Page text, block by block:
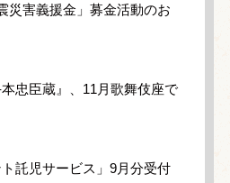
災害義援金」募金活動のお
忠臣蔵』、11月歌舞伎座で
託児サービス」9月分受付